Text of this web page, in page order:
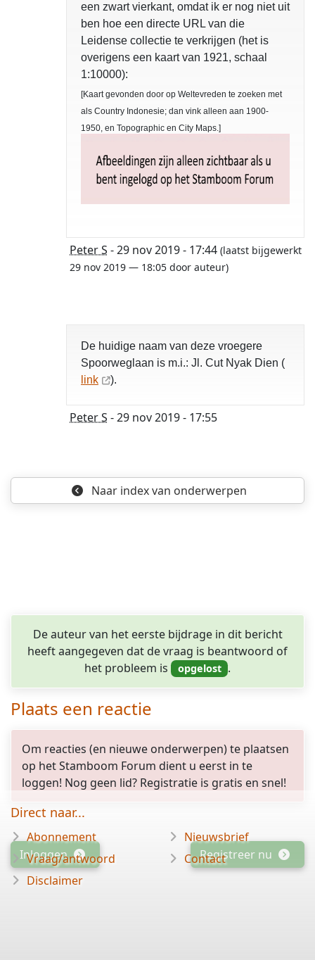
een zwart vierkant, omdat ik er nog niet uit
ben hoe een directe URL van die
Leidense collectie te verkrijgen (het is
overigens een kaart van 1921, schaal
1:10000):
[Kaart gevonden door op Weltevreden te zoeken met
als Country Indonesie; dan vink alleen aan 1900-
1950, en Topographic en City Maps.]
Peter S - 29 nov 2019 - 17:44 (laatst bijgewerkt
29 nov 2019 — 18:05 door auteur)
De huidige naam van deze vroegere
Spoorweglaan is m.i.: Jl. Cut Nyak Dien (
link
).
Peter S - 29 nov 2019 - 17:55
Naar indexvan onderwerpen
De auteur van het eerste bijdrage in dit bericht
heeft aangegeven dat de vraag is beantwoord of
het probleem is
opgelost
.
Plaats een reactie
Om reacties (en nieuwe onderwerpen) te plaatsen
op het Stamboom Forum dient u eerst in te
loggen! Nog geen lid? Registratie is gratis en snel!
Inloggen Registreer nu
Direct naar...
Abonnement
Vraag/antwoord
Disclaimer
Nieuwsbrief
Contact